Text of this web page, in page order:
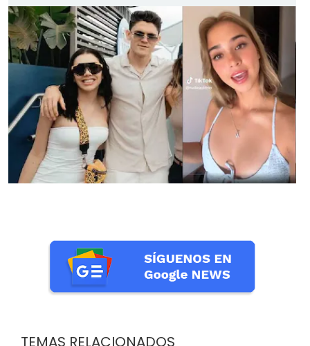
TEMAS RELACIONADOS